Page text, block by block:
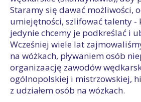
Staramy się dawać możliwości,
umiejętności, szlifować talenty -
jedynie chcemy je podkreślać i
Wcześniej wiele lat
na wóżkach, pływaniem osób
organizaację zawodów
ogólnopolskiej i mistrzowskiej,
z udziałem osób na wózkach.